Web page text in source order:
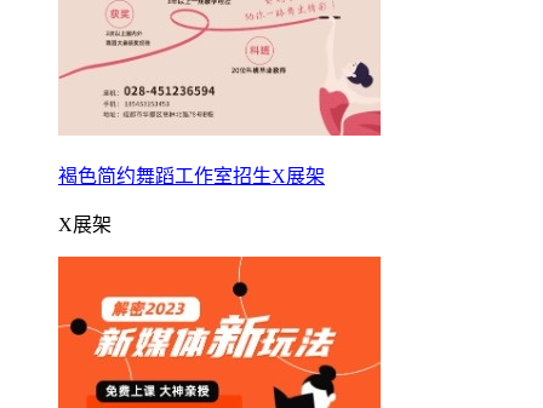
褐色简约舞蹈工作室招生X展架
X展架